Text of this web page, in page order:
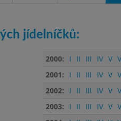
jídelníčků:
2000: I II III IV V
2001:
I II III IV V
2002:
I II III IV V
2003:
I II III IV V